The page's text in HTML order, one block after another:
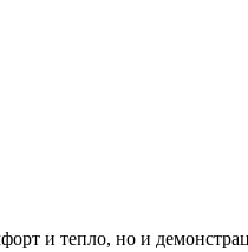
и тепло, но и